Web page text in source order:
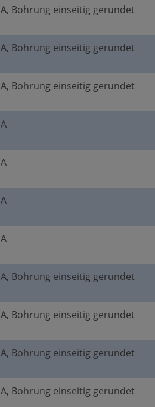
A, Bohrung einseitig gerundet
A, Bohrung einseitig gerundet
A, Bohrung einseitig gerundet
A
A
A
A
A, Bohrung einseitig gerundet
A, Bohrung einseitig gerundet
A, Bohrung einseitig gerundet
A, Bohrung einseitig gerundet